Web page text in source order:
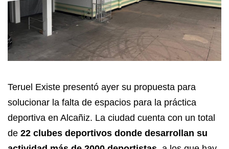
Teruel Existe presentó ayer su propuesta para
solucionar la falta de espacios para la práctica
deportiva en Alcañiz. La ciudad cuenta con un total
de 22 clubes deportivos donde desarrollan su